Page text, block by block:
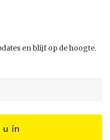
en blijf op de hoogte.
u in